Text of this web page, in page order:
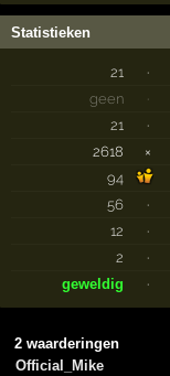
Statistieken
21 ·
geen
·
21
·
2618
×
94
56
·
12
·
2
·
geweldig
·
2 waarderingen
Official_­Mike